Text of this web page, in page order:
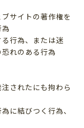
サイトの著作権を
行為、または迷
れのある行為
されたにも拘わら
に結びつく行為、